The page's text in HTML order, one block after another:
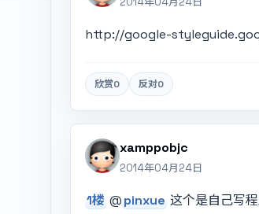
http://google-
欣赏0 反对0
xamppobjc
2014年04月24日
1楼 @pinxue 这个是自己写